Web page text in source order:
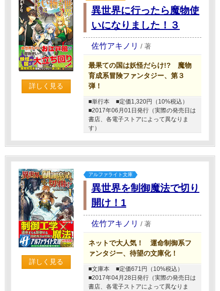
詳しく見る
異世界に行ったら魔物使
いになりました！３
佐竹アキノリ / 著
最果ての国は妖怪だらけ!? 魔物
育成系冒険ファンタジー、第３
弾！
■単行本
■定価1,320円（10%税込）
■2017年06月01日発行（実際の発売日は
書店、各電子ストアによって異なりま
す）
詳しく見る
アルファライト文庫
異世界を制御魔法で切り
開け！1
佐竹アキノリ / 著
ネットで大人気！ 運命制御系フ
ァンタジー、待望の文庫化！
■文庫本
■定価671円（10%税込）
■2017年04月28日発行（実際の発売日は
書店、各電子ストアによって異なりま